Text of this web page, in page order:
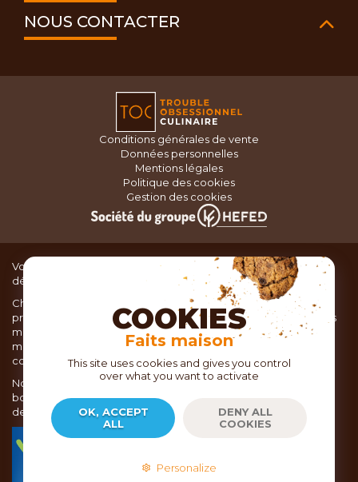
NOUS CONTACTER
Conditions générales de vente
Données personnelles
Mentions légales
Politique des cookies
Gestion des cookies
Vous recherchez du matériel de cuisine pour concocter de
délicieux plats ou des pâtisseries dignes d’un grand chef ?
Chez TOC, boutique d’ustensiles de cuisine, nous vous
proposons une large sélection de produits issus des meilleures
marques de matériel de cuisine: Ustensiles de pâtisserie,
matériel de cuisson, service de table, ustensiles de cuisine,
coutellerie, set picnic.
Nous vous réservons un accueil chaleureux au sein de nos 21
boutiques, mais vous trouverez également tout votre matériel
de cuisine en ligne sur notre site internet toc.fr
commerce et de la vente à distance depuis 2018.
COOKIES
Faits maison
This site uses cookies and gives you control
over what you want to activate
OK, ACCEPT
ALL
DENY ALL
COOKIES
Personalize